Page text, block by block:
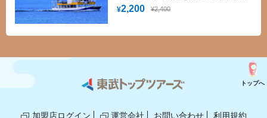
¥2,200 ¥2,400
熱帯魚をご観賞頂けます。
加盟店ログイン 運営会社 お問い合わせ 利用規約
トップへ